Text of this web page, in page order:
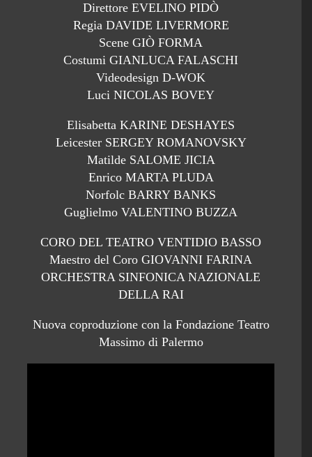
Direttore EVELINO PIDÒ
Regia DAVIDE LIVERMORE
Scene GIÒ FORMA
Costumi GIANLUCA FALASCHI
Videodesign D-WOK
Luci NICOLAS BOVEY
Elisabetta KARINE DESHAYES
Leicester SERGEY ROMANOVSKY
Matilde SALOME JICIA
Enrico MARTA PLUDA
Norfolc BARRY BANKS
Guglielmo VALENTINO BUZZA
CORO DEL TEATRO VENTIDIO BASSO
Maestro del Coro GIOVANNI FARINA
ORCHESTRA SINFONICA NAZIONALE
DELLA RAI
Nuova coproduzione con la Fondazione Teatro
Massimo di Palermo